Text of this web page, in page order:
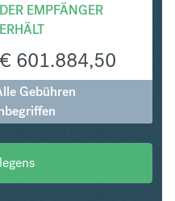
DER EMPFÄNGER
ERHÄLT
€ 601.884,50
Gebühren